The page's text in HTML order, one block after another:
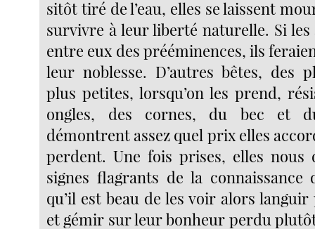
sitôt tiré de l’eau, elles se laissent
survivre à leur liberté naturelle. Si
entre eux des prééminences, ils
leur noblesse. D’autres bêtes, des
plus petites, lorsqu’on les prend,
ongles, des cornes, du bec et
démontrent assez quel prix elles
perdent. Une fois prises, elles nous
signes flagrants de la
qu’il est beau de les voir alors
et gémir sur leur bonheur perdu